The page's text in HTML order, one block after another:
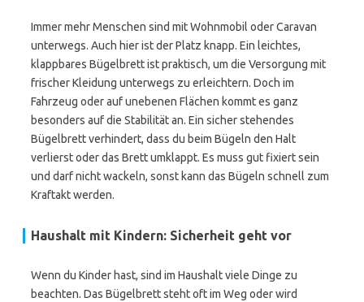
Immer mehr Menschen sind mit Wohnmobil oder Caravan
unterwegs. Auch hier ist der Platz knapp. Ein leichtes,
klappbares Bügelbrett ist praktisch, um die Versorgung mit
frischer Kleidung unterwegs zu erleichtern. Doch im
Fahrzeug oder auf unebenen Flächen kommt es ganz
besonders auf die Stabilität an. Ein sicher stehendes
Bügelbrett verhindert, dass du beim Bügeln den Halt
verlierst oder das Brett umklappt. Es muss gut fixiert sein
und darf nicht wackeln, sonst kann das Bügeln schnell zum
Kraftakt werden.
Haushalt mit Kindern: Sicherheit geht vor
Wenn du Kinder hast, sind im Haushalt viele Dinge zu
beachten. Das Bügelbrett steht oft im Weg oder wird